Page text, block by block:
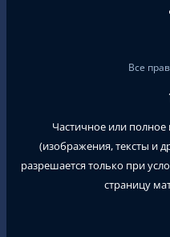
Все
Частичное или
(изображения, тексты и
разрешается только при
страницу